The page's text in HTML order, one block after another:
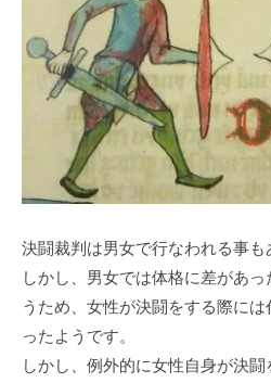
決闘裁判は男女で行なわれる事も
しかし、男女では体格に差があ
うため、女性が決闘をする際に
ったようです。
しかし、例外的に女性自身が決